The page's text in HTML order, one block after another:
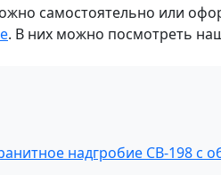
самостоятельно или
. В них можно посмотреть